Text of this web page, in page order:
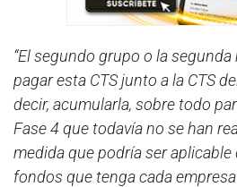
“El segundo grupo o la
pagar esta CTS junto a la CTS
decir, acumularla, sobre todo
Fase 4 que todavía no se han
medida que podría ser
fondos que tenga cada